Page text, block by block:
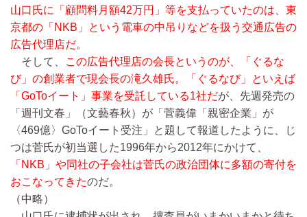
山口氏に「顧問料月額42万円」等を支払っていたのは、東
京都の「NKB」という電車の中吊りなどを扱う交通広告の
広告代理店だ。
そして、
この広告代理店の会長というのが、「ぐるな
び」の創業者で現会長の滝久雄氏。「ぐるなび」といえば
「GoToイート」事業を受託している1社だが、先週発売の
「週刊文春」（文藝春秋）が「菅義偉「親密企業」が
〈469億〉GoToイート受注」と題して報道したように、じ
つは菅氏が初当選した1996年から2012年にかけて、
「NKB」や同社の子会社は菅氏の政治団体に多額の寄付を
おこなってきたのだ。
（中略）